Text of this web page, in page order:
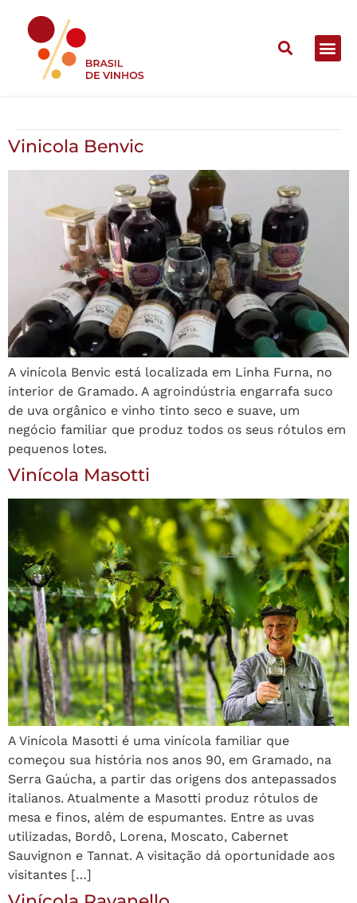
Vinicola Benvic
Vinicola Benvic
A vinícola Benvic está localizada em Linha Furna, no
interior de Gramado. A agroindústria engarrafa suco
de uva orgânico e vinho tinto seco e suave, um
negócio familiar que produz todos os seus rótulos em
pequenos lotes.
Vinícola Masotti
A Vinícola Masotti é uma vinícola familiar que
começou sua história nos anos 90, em Gramado, na
Serra Gaúcha, a partir das origens dos antepassados
italianos. Atualmente a Masotti produz rótulos de
mesa e finos, além de espumantes. Entre as uvas
utilizadas, Bordô, Lorena, Moscato, Cabernet
Sauvignon e Tannat. A visitação dá oportunidade aos
visitantes […]